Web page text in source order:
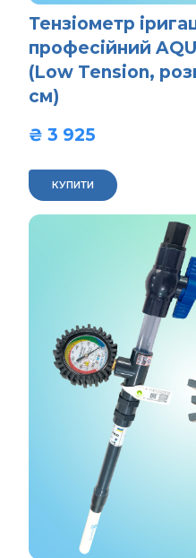
Тензіометр
професійний
(Low Tension,
см)
₴ 3 925
КУПИТИ